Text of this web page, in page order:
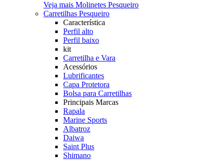
Veja mais Molinetes Pesqueiro
Carretilhas Pesqueiro
Característica
Perfil alto
Perfil baixo
kit
Carretilha e Vara
Acessórios
Lubrificantes
Capa Protetora
Bolsa para Carretilhas
Principais Marcas
Rapala
Marine Sports
Albatroz
Daiwa
Saint Plus
Shimano